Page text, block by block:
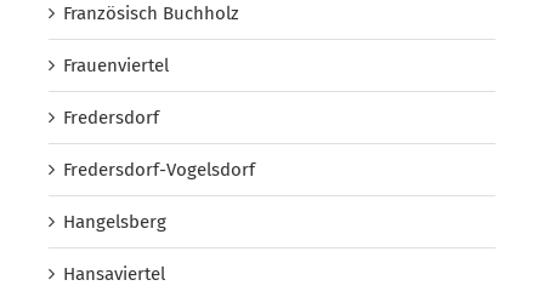
Französisch Buchholz
Frauenviertel
Fredersdorf
Fredersdorf-Vogelsdorf
Hangelsberg
Hansaviertel